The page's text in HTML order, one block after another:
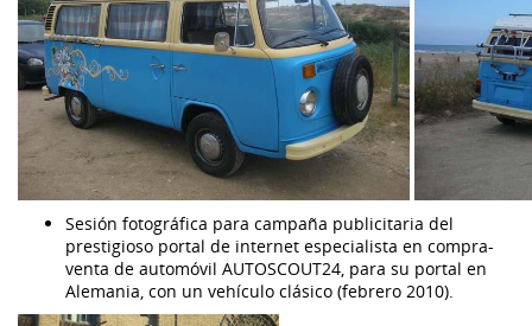
Sesión fotográfica para campaña publicitaria del
prestigioso portal de internet especialista en compra-
venta de automóvil AUTOSCOUT24, para su portal en
Alemania, con un vehículo clásico (febrero 2010).